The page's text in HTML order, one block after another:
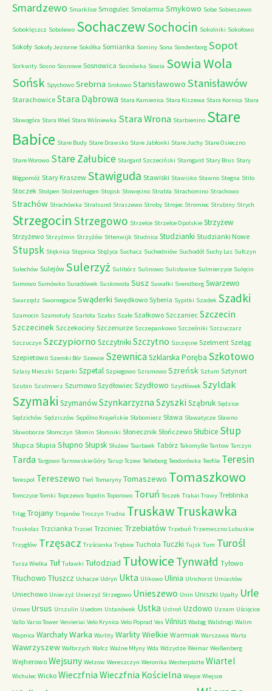
Smardzewo Smarklice Smogulec Smolarnia Smykowo Sobe Sobieszewo
Soboklęszcz Sobolewo SochaczewSochocin Sokolniki Sokołowo
Sokoły Sokoły Jeziorne Sokółka Somianka Sominy Sona Sondenborg Sopot
Sorkwity Sosno Sosnowe Sosnowica Sosnówka Sowia Sowia Wola
Sońsk Spychowo Srebrna Srokowo Stanisławowo Stanisławów
Starachowice Stara Dąbrowa Stara Kamienica Stara Kiszewa Stara Kornica Stara
Sławogóra Stara Wieś Stara Wiśniewka Stara Wrona Starbienino Stare
Babice Stare Budy Stare Drawsko Stare Jabłonki Stare Juchy Stare Osieczno
Stare Worowo Stare Załubice Stargard Szczeciński Starogard Stary Brus Stary
Bógpomóż Stary Kraszew Stawiguda Stawiski Stawisko Stawno Stegna Stilo
Stoczek Stolpen Stolzenhagen Stopsk Stowęcino Strabla Strachomino Strachowo
Strachów Strachówka Stralsund Straszewo Stroby Strojec Stromiec Strubiny Strych
Strzegocin Strzegowo Strzelce Strzelce Opolskie Strzyżew
Strzyżewo Strzyżmin Strzyżów Sttenwijk Studnica Studzianki Studzianki Nowe
Stupsk Stęknica Stępnica Stężyca Suchacz Suchedniów Suchodół Suchy Las Sufczyn
Sulechów Sulejów Sulerzyż Sulibórz Sulinowo Sulisławice Sulmierzyce Sulęcin
Sumowo Sumówko Suradówek Suskowola Susz Suwałki Svendborg Swarzewo
Swarzędz Swornegacie Swąderki Swędkowo Syberia Sypitki Szadek Szadki
Szamocin Szamotuły Szarlota Szałas Szałe Szałkowo Szczaniec Szczecin
Szczecinek Szczekociny Szczenurze Szczepankowo Szcześniki Szczuczarz
Szczuczyn Szczypiorno Szczytniki Szczytno Szczęsne Szelment Szeląg
Szepietowo Szeroki Bór Szewce SzewnicaSzklarska Poręba Szkotowo
Szlasy Mieszki Szparki Szpetal Szpiegowo Szramowo Szreńsk Sztum Sztynort
Szubin Szulmierz Szumowo Szydłowiec Szydłowo Szydłówek Szyldak
Szymaki SzymanówSzynkarzyzna Szyszki Sząbruk Sędzice
Sędzichów Sędziszów Sępólno Krajeńskie Słabomierz Sława Sławatycze Sławno
Sławoborze Słomczyn Słomin Słomniki Słonecznik Słończewo Słubice Słup
Słupca Słupia Słupno Słupsk Służew Taarbaek Tabórz Takomyśle Tantow Tarczyn
Tarda Targowo Tarnowskie Góry Tarup Tczew Telleborg Teodorówka Teofile Teresin
Terespol Tereszewo Tleń Tomaryny Tomaszewo Tomaszkowo
Tomczyce Tomki Topczewo Topolin Toporowo Toruń Toszek Trakai Trawy Treblinka
Trląg Trojany Trojanów Troszyn Trudna TruskawTruskawka
Truskolas Trzcianka Trzciel Trzciniec Trzebiatów Trzebuń Trzemeszno Lubuskie
Trzygłów Trzęsacz Trzścianka Trębice Tuchola Tuczki Tujsk Tum Turośl
Turza Wielka Tuł Tuławki Tułodziad Tułowice Tynwałd Tyłowo
Tłuchowo Tłuszcz Uchacze Udryn Ukta Ulikowo Ulinia Ulrichorst Umiastów
Uniechowo Unierzyż Unierzyż Strzegowo Unieszewo Unin Uniszki Upałty Urle
Urowo Ursus Urszulin Usedom Ustanówek Ustka Ustroń Uzdowo Uznam Uścięcice
Vallo Varso Tower Veivieriai Velo Krynica Velo Poprad Ves Vilnius Wadąg Walidrogi Walim
Wapnica WarchałyWarka Warlity Warlity Wielkie Warmiak Warszawa Warta
Wawrzyszew Wałbrzych Wałcz Ważne Młyny Wda Wdzydze Weimar Weißenberg
Wejherowo Wejsuny Welzow Wereszczyn Weronika Westerplatte Wiartel
Wichulec Wicko Wieczfnia Wieczfnia Kościelna Wiejce Wiejsce